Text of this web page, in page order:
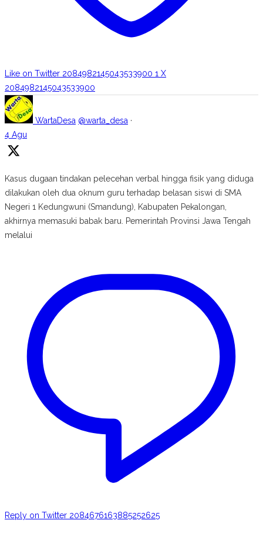
Like on Twitter 2084982145043533900 1 X
2084982145043533900
WartaDesa @warta_desa ·
4 Agu
Kasus dugaan tindakan pelecehan verbal hingga fisik yang diduga
dilakukan oleh dua oknum guru terhadap belasan siswi di SMA
Negeri 1 Kedungwuni (Smandung), Kabupaten Pekalongan,
akhirnya memasuki babak baru. Pemerintah Provinsi Jawa Tengah
melalui
Reply on Twitter 2084676163885252625